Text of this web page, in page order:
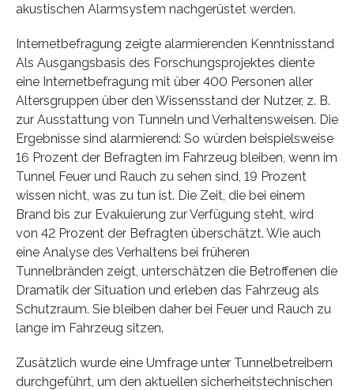
akustischen Alarmsystem nachgerüstet werden.
Internetbefragung zeigte alarmierenden Kenntnisstand
Als Ausgangsbasis des Forschungsprojektes diente
eine Internetbefragung mit über 400 Personen aller
Altersgruppen über den Wissensstand der Nutzer, z. B.
zur Ausstattung von Tunneln und Verhaltensweisen. Die
Ergebnisse sind alarmierend: So würden beispielsweise
16 Prozent der Befragten im Fahrzeug bleiben, wenn im
Tunnel Feuer und Rauch zu sehen sind, 19 Prozent
wissen nicht, was zu tun ist. Die Zeit, die bei einem
Brand bis zur Evakuierung zur Verfügung steht, wird
von 42 Prozent der Befragten überschätzt. Wie auch
eine Analyse des Verhaltens bei früheren
Tunnelbränden zeigt, unterschätzen die Betroffenen die
Dramatik der Situation und erleben das Fahrzeug als
Schutzraum. Sie bleiben daher bei Feuer und Rauch zu
lange im Fahrzeug sitzen.
Zusätzlich wurde eine Umfrage unter Tunnelbetreibern
durchgeführt, um den aktuellen sicherheitstechnischen